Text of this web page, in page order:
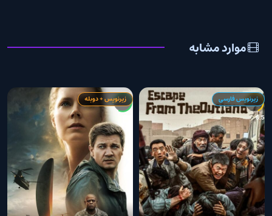
موارد مشابه
6.5
زیرنویس فارسی زیرنویس + دوبله